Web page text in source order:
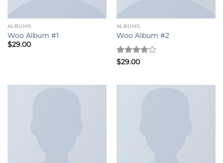
ALBUMS
Woo Album #1
$29.00
ALBUMS
Woo Album #2
評分4
$29.00